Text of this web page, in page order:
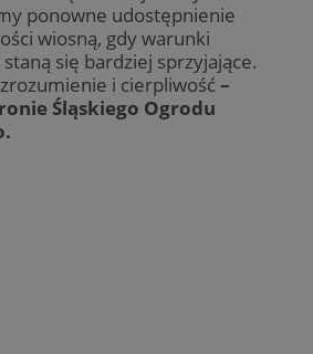
ponowne udostępnienie
wiosną, gdy warunki
się bardziej sprzyjające.
i cierpliwość–
Śląskiego Ogrodu